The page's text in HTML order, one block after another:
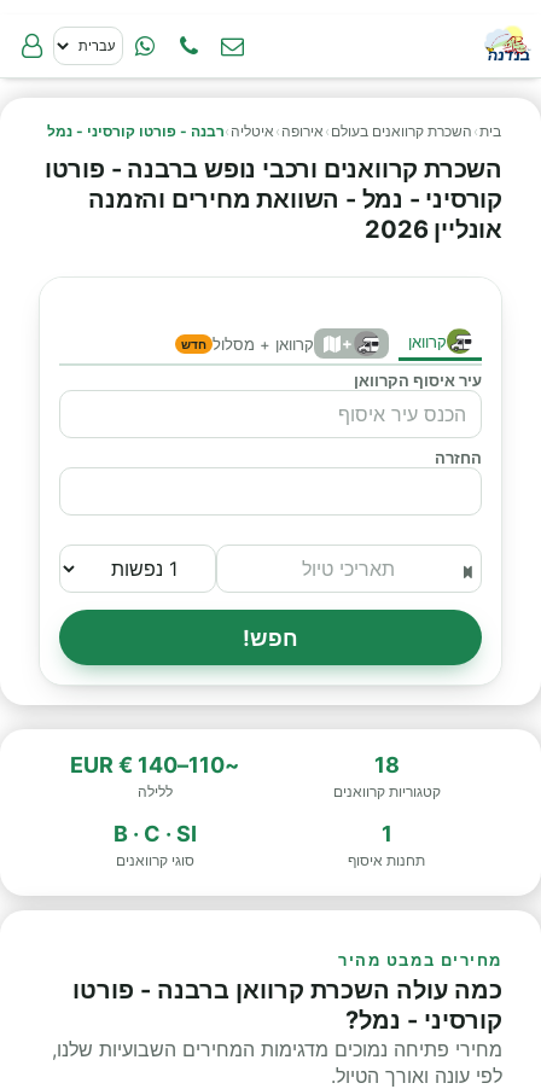
בית› השכרת קרוואנים בעולם › אירופה › איטליה ›רבנה - פורטו קורסיני - נמל
השכרת קרוואנים ורכבי נופש ברבנה - פורטו
קורסיני - נמל - השוואת מחירים והזמנה
אונליין 2026
קרוואן + קרוואן + מסלול חדש
עיר איסוף הקרוואן
החזרה
חפש!
18
קטגוריות קרוואנים
~110–140 € EUR
ללילה
1
תחנות איסוף
B · C · SI
סוגי קרוואנים
מחירים במבט מהיר
כמה עולה השכרת קרוואן ברבנה - פורטו
קורסיני - נמל?
מחירי פתיחה נמוכים מדגימות המחירים השבועיות שלנו,
לפי עונה ואורך הטיול.